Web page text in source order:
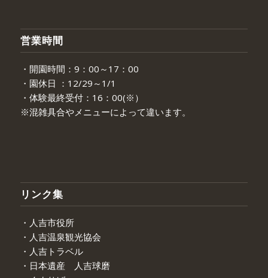
営業時間
・開園時間：9：00～17：00
・園休日 ：12/29～1/1
・体験最終受付：16：00(※）
※混雑具合やメニューによって違います。
リンク集
・人吉市役所
・人吉温泉観光協会
・人吉トラベル
・日本遺産 人吉球磨